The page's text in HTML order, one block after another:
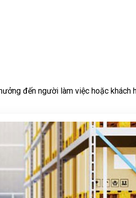
đến người làm việc hoặc khách